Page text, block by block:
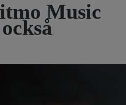
Music